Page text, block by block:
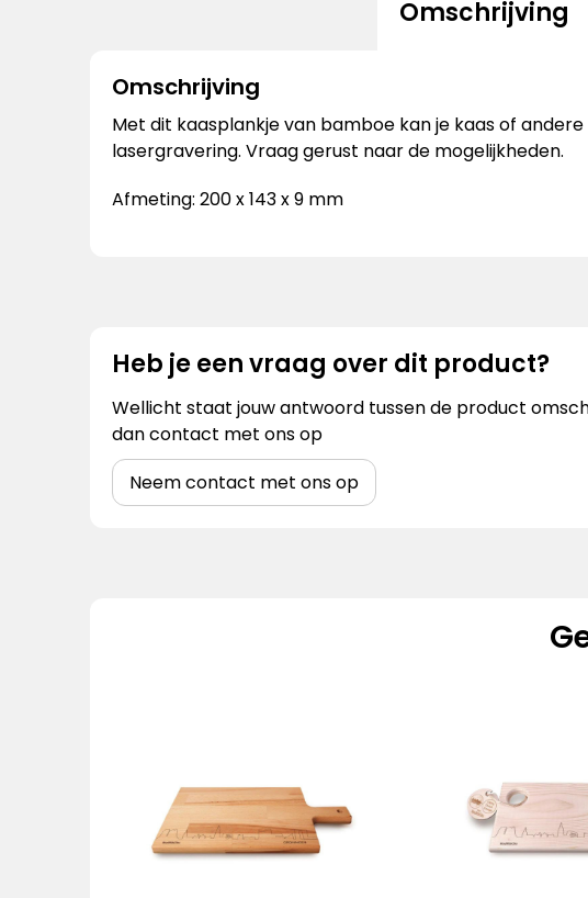
Omschrijving
Omschrijving
Met dit kaasplankje van bamboe kan je kaas of
lasergravering. Vraag gerust naar de mogelijkheden.
Afmeting: 200 x 143 x 9 mm
Heb je een vraag over dit product?
Wellicht staat jouw antwoord tussen de product
dan contact met ons op
Neem contact met ons op